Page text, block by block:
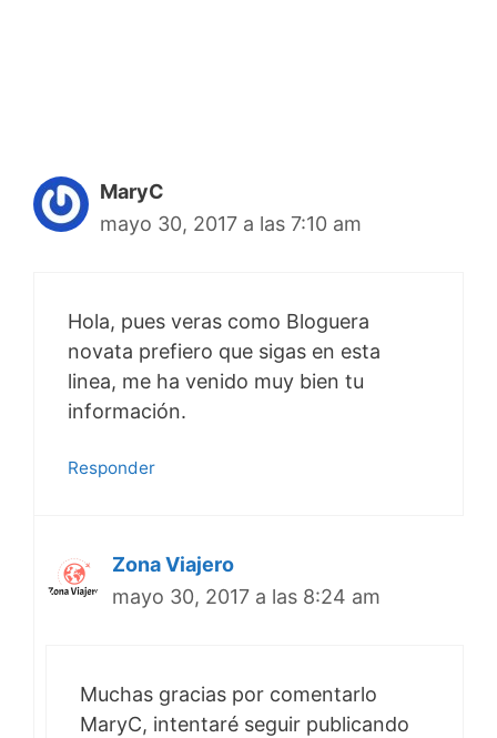
MaryC
mayo 30, 2017 a las 7:10 am
Hola, pues veras como Bloguera
novata prefiero que sigas en esta
linea, me ha venido muy bien tu
información.
Responder
Zona Viajero
mayo 30, 2017 a las 8:24 am
Muchas gracias por comentarlo
MaryC, intentaré seguir publicando